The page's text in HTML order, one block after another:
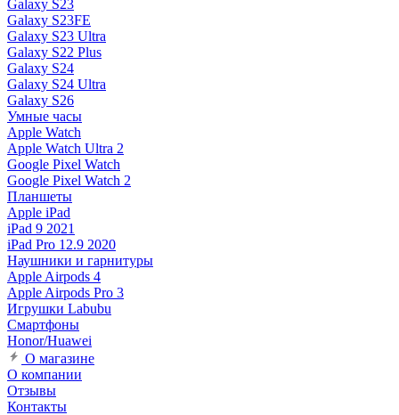
Galaxy S23
Galaxy S23FE
Galaxy S23 Ultra
Galaxy S22 Plus
Galaxy S24
Galaxy S24 Ultra
Galaxy S26
Умные часы
Apple Watch
Apple Watch Ultra 2
Google Pixel Watch
Google Pixel Watch 2
Планшеты
Apple iPad
iPad 9 2021
iPad Pro 12.9 2020
Наушники и гарнитуры
Apple Airpods 4
Apple Airpods Pro 3
Игрушки Labubu
Смартфоны
Honor/Huawei
О магазине
О компании
Отзывы
Контакты